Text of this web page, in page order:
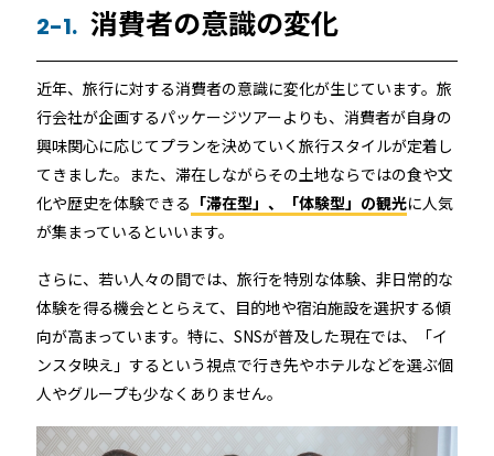
2-1. 消費者の意識の変化
近年、旅行に対する消費者の意識に変化が生じています。旅
行会社が企画するパッケージツアーよりも、消費者が自身の
興味関心に応じてプランを決めていく旅行スタイルが定着し
てきました。また、滞在しながらその土地ならではの食や文
化や歴史を体験できる 「滞在型」、「体験型」の観光に人気
が集まっているといいます。
さらに、若い人々の間では、旅行を特別な体験、非日常的な
体験を得る機会ととらえて、目的地や宿泊施設を選択する傾
向が高まっています。特に、SNSが普及した現在では、「イ
ンスタ映え」するという視点で行き先やホテルなどを選ぶ個
人やグループも少なくありません。